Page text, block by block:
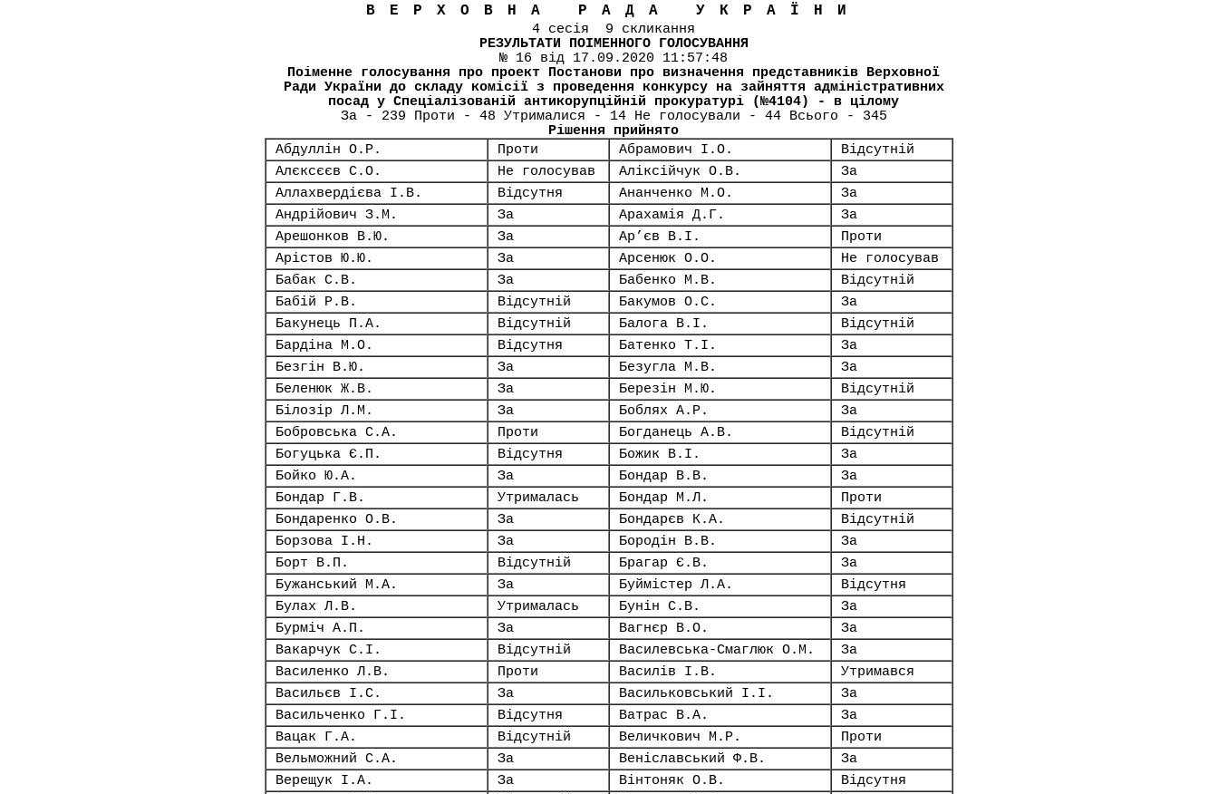
ВЕРХОВНА РАДА УКРАЇНИ
4 сесія 9 скликання
РЕЗУЛЬТАТИ ПОІМЕННОГО ГОЛОСУВАННЯ
№ 16 від 17.09.2020 11:57:48
Поіменне голосування про проект Постанови про визначення представників Верховної
Ради України до складу комісії з проведення конкурсу на зайняття адміністративних
посад у Спеціалізованій антикорупційній прокуратурі (№4104) - в цілому
За - 239 Проти - 48 Утрималися - 14 Не голосували - 44 Всього - 345
Рішення прийнято
Абдуллін О.Р.
Проти Абрамович І.О.
Відсутній
Алєксєєв С.О.
Не голосував Аліксійчук О.В.
За
Аллахвердієва І.В.
Відсутня Ананченко М.О.
За
Андрійович З.М.
За Арахамія Д.Г.
За
Арешонков В.Ю.
За Ар’єв В.І.
Проти
Арістов Ю.Ю.
За Арсенюк О.О.
Не голосував
Бабак С.В.
За Бабенко М.В.
Відсутній
Бабій Р.В.
Відсутній Бакумов О.С.
За
Бакунець П.А.
Відсутній Балога В.І.
Відсутній
Бардіна М.О.
Відсутня Батенко Т.І.
За
Безгін В.Ю.
За Безугла М.В.
За
Беленюк Ж.В.
За Березін М.Ю.
Відсутній
Білозір Л.М.
За Боблях А.Р.
За
Бобровська С.А.
Проти Богданець А.В.
Відсутній
Богуцька Є.П.
Відсутня Божик В.І.
За
Бойко Ю.А.
За Бондар В.В.
За
Бондар Г.В.
Утрималась Бондар М.Л.
Проти
Бондаренко О.В.
За Бондарєв К.А.
Відсутній
Борзова І.Н.
За Бородін В.В.
За
Борт В.П.
Відсутній Брагар Є.В.
За
Бужанський М.А.
За Буймістер Л.А.
Відсутня
Булах Л.В.
Утрималась Бунін С.В.
За
Бурміч А.П.
За Вагнєр В.О.
За
Вакарчук С.І.
Відсутній Василевська-Смаглюк О.М.
За
Василенко Л.В.
Проти Василів І.В.
Утримався
Васильєв І.С.
За Васильковський І.І.
За
Васильченко Г.І.
Відсутня Ватрас В.А.
За
Вацак Г.А.
Відсутній Величкович М.Р.
Проти
Вельможний С.А.
За Веніславський Ф.В.
За
Верещук І.А.
За Вінтоняк О.В.
Відсутня